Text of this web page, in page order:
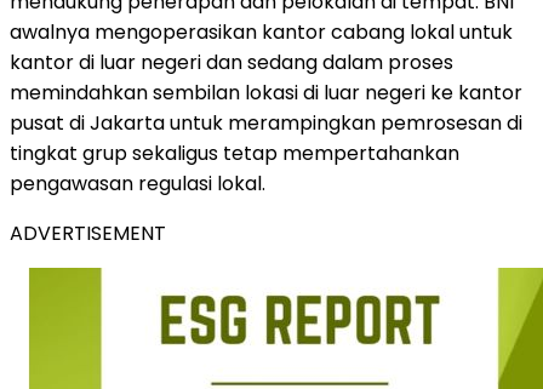
awalnya mengoperasikan kantor cabang lokal untuk
kantor di luar negeri dan sedang dalam proses
memindahkan sembilan lokasi di luar negeri ke kantor
pusat di Jakarta untuk merampingkan pemrosesan di
tingkat grup sekaligus tetap mempertahankan
pengawasan regulasi lokal.
ADVERTISEMENT